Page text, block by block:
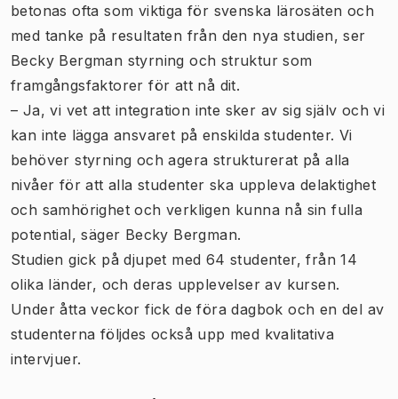
betonas ofta som viktiga för svenska lärosäten och
med tanke på resultaten från den nya studien, ser
Becky Bergman styrning och struktur som
framgångsfaktorer för att nå dit.
– Ja, vi vet att integration inte sker av sig själv och vi
kan inte lägga ansvaret på enskilda studenter. Vi
behöver styrning och agera strukturerat på alla
nivåer för att alla studenter ska uppleva delaktighet
och samhörighet och verkligen kunna nå sin fulla
potential, säger Becky Bergman.
Studien gick på djupet med 64 studenter, från 14
olika länder, och deras upplevelser av kursen.
Under åtta veckor fick de föra dagbok och en del av
studenterna följdes också upp med kvalitativa
intervjuer.